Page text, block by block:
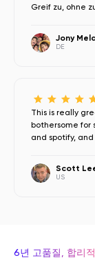
Greif zu, ohne
Jony
DE
This is really
bothersome for
and spotify,
Scott
US
6년 고품질, 합리